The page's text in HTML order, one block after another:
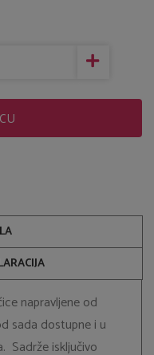
napravljene od
sada dostupne i u
Sadrže isključivo